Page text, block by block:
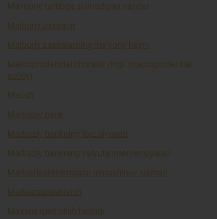
Ma'muriy tartibga solinadigan narxlar
Majburiy zaxiralar
Majburiy zaxiralarning me’yoriy hajmi
Makroprudensial choralar (ingl. macroprudential
policy)
Maosh
Markaziy bank
Markaziy bankning foiz siyosati
Markaziy bankning valyuta intervensiyalari
Markazlashtirilmagan almashinuv xizmati
Markazsizlashtirish
Maxsus qarz olish huquqi